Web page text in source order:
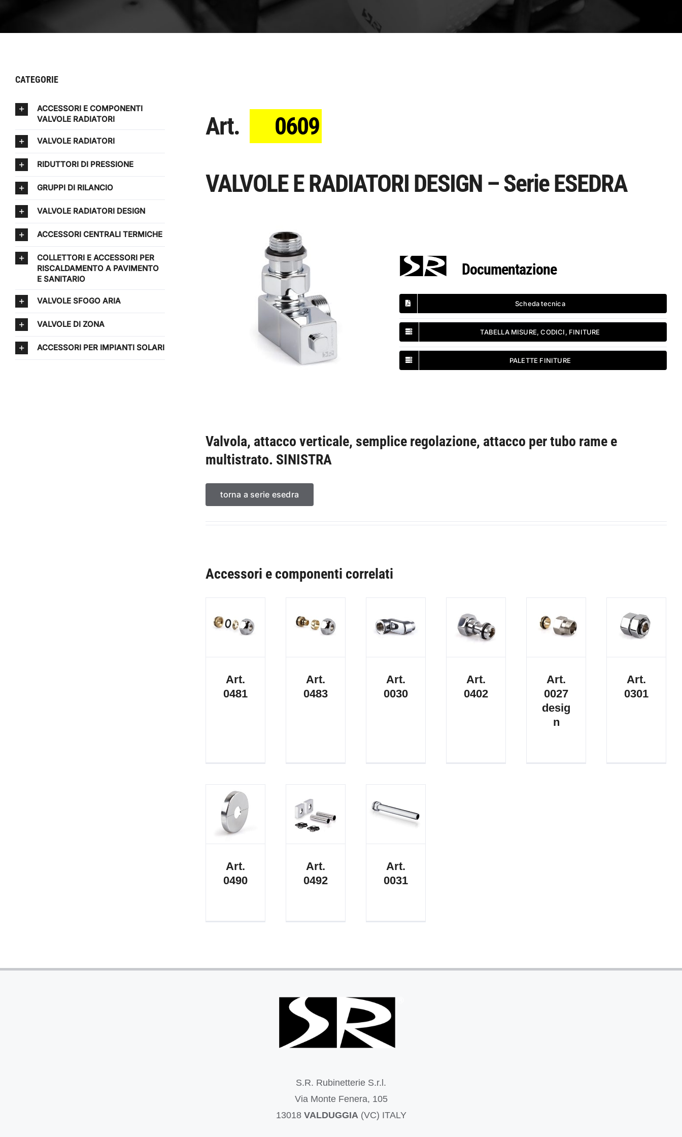
Art.
0609
VALVOLE E RADIATORI DESIGN – Serie ESEDRA
Documentazione
Scheda tecnica
TABELLA MISURE, CODICI, FINITURE
PALETTE FINITURE
Valvola, attacco verticale, semplice regolazione, attacco per tubo rame e
multistrato. SINISTRA
torna a serie esedra
Accessori e componenti correlati
Art.
0481
Art.
0483
Art.
0030
Art.
0402
Art.
0027
desig
n
Art.
0301
Art.
0490
Art.
0492
Art.
0031
CATEGORIE
ACCESSORI E COMPONENTI
VALVOLE RADIATORI
VALVOLE RADIATORI
RIDUTTORI DI PRESSIONE
GRUPPI DI RILANCIO
VALVOLE RADIATORI DESIGN
ACCESSORI CENTRALI TERMICHE
COLLETTORI E ACCESSORI PER
RISCALDAMENTO A PAVIMENTO
E SANITARIO
VALVOLE SFOGO ARIA
VALVOLE DI ZONA
ACCESSORI PER IMPIANTI SOLARI
S.R. Rubinetterie S.r.l.
Via Monte Fenera, 105
13018 VALDUGGIA(VC) ITALY